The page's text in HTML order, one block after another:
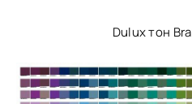
Dulux тон